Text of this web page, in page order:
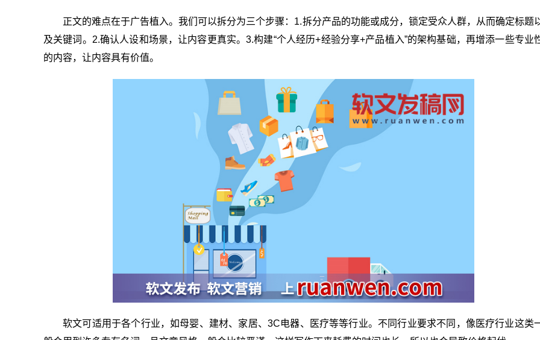
正文的难点在于广告植入。我们可以拆分为三个步骤：1.拆分产品的功能或成分，锁定受众人群，从而确定标题
及关键词。2.确认人设和场景，让内容更真实。3.构建“个人经历+经验分享+产品植入”的架构基础，再增添一些专业
的内容，让内容具有价值。
软文可适用于各个行业，如母婴、建材、家居、3C电器、医疗等等行业。不同行业要求不同，像医疗行业这类